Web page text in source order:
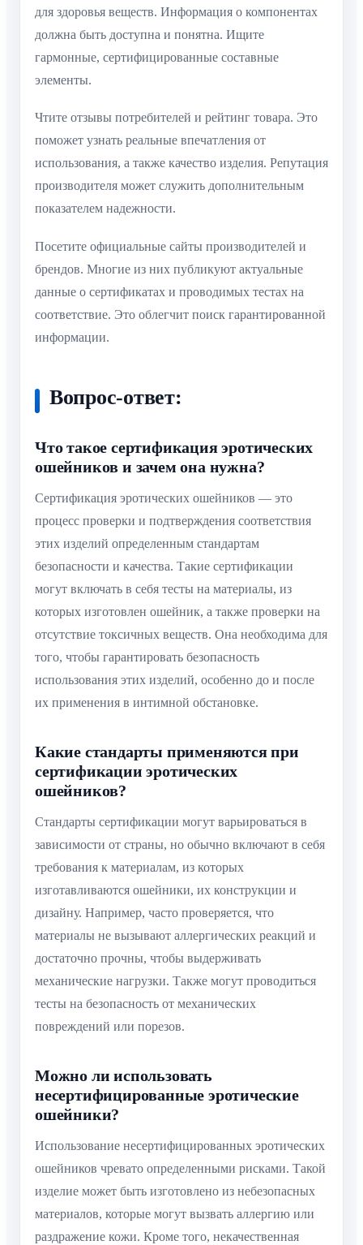
для здоровья веществ. Информация о компонентах
должна быть доступна и понятна. Ищите
гармонные, сертифицированные составные
элементы.
Чтите отзывы потребителей и рейтинг товара. Это
поможет узнать реальные впечатления от
использования, а также качество изделия. Репутация
производителя может служить дополнительным
показателем надежности.
Посетите официальные сайты производителей и
брендов. Многие из них публикуют актуальные
данные о сертификатах и проводимых тестах на
соответствие. Это облегчит поиск гарантированной
информации.
Вопрос-ответ:
Что такое сертификация эротических
ошейников и зачем она нужна?
Сертификация эротических ошейников — это
процесс проверки и подтверждения соответствия
этих изделий определенным стандартам
безопасности и качества. Такие сертификации
могут включать в себя тесты на материалы, из
которых изготовлен ошейник, а также проверки на
отсутствие токсичных веществ. Она необходима для
того, чтобы гарантировать безопасность
использования этих изделий, особенно до и после
их применения в интимной обстановке.
Какие стандарты применяются при
сертификации эротических
ошейников?
Стандарты сертификации могут варьироваться в
зависимости от страны, но обычно включают в себя
требования к материалам, из которых
изготавливаются ошейники, их конструкции и
дизайну. Например, часто проверяется, что
материалы не вызывают аллергических реакций и
достаточно прочны, чтобы выдерживать
механические нагрузки. Также могут проводиться
тесты на безопасность от механических
повреждений или порезов.
Можно ли использовать
несертифицированные эротические
ошейники?
Использование несертифицированных эротических
ошейников чревато определенными рисками. Такой
изделие может быть изготовлено из небезопасных
материалов, которые могут вызвать аллергию или
раздражение кожи. Кроме того, некачественная